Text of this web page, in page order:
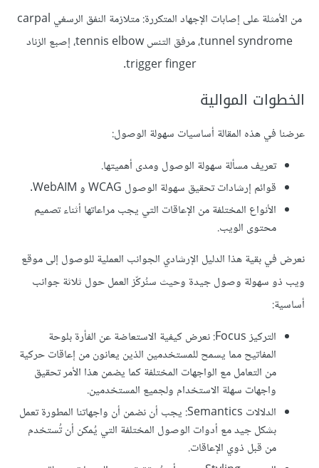
من الأمثلة على إصابات الإجهاد المتكررة: متلازمة النفق الرسغي carpal
tunnel syndrome، مرفق التنس tennis elbow، إصبع الزناد
trigger finger.
الخطوات الموالية
عرضنا في هذه المقالة أساسيات سهولة الوصول:
تعريف مسألة سهولة الوصول ومدى أهميتها.
قوائم إرشادات تحقيق سهولة الوصول WCAG و WebAIM.
الأنواع المختلفة من الإعاقات التي يجب مراعاتها أثناء تصميم
محتوى الويب.
نعرض في بقية هذا الدليل الإرشادي الجوانب العملية للوصول إلى موقع
ويب ذو سهولة وصول جيدة وحيث سنُركّز العمل حول ثلاثة جوانب
أساسية:
التركيز Focus: نعرض كيفية الاستعاضة عن الفأرة بلوحة
المفاتيح مما يسمح للمستخدمين الذين يعانون من إعاقات حركية
من التعامل مع الواجهات المختلفة كما يضمن هذا الأمر تحقيق
واجهات سهلة الاستخدام ولجميع المستخدمين.
الدلالات Semantics: يجب أن نضمن أن واجهاتنا المطورة تعمل
بشكل جيد مع أدوات الوصول المختلفة التي يُمكن أن تُستخدم
من قبل ذوي الإعاقات.